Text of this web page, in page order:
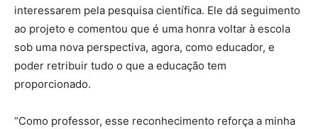
interessarem pela pesquisa científica. Ele dá seguimento
ao projeto e comentou que é uma honra voltar à escola
sob uma nova perspectiva, agora, como educador, e
poder retribuir tudo o que a educação tem
proporcionado.
“Como professor, esse reconhecimento reforça a minha